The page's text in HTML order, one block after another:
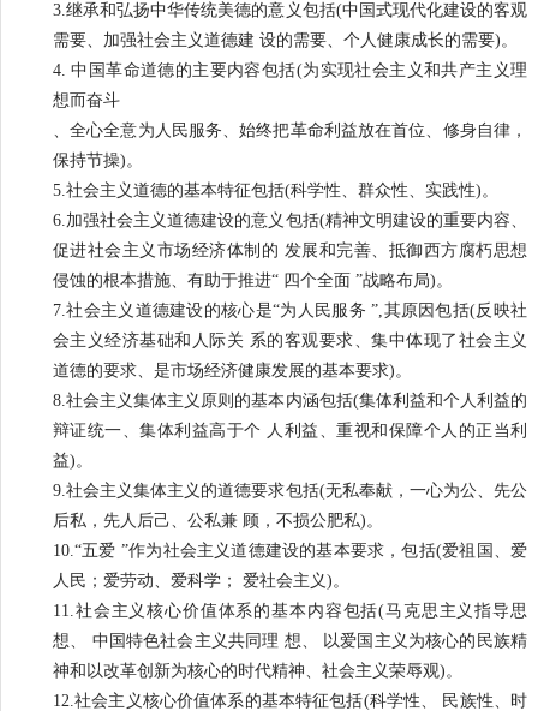
3.继承和弘扬中华传统美德的意义包括(中国式现代化建设的客观
需要、加强社会主义道德建 设的需要、个人健康成长的需要)。
4. 中国革命道德的主要内容包括(为实现社会主义和共产主义理
想而奋斗
、全心全意为人民服务、始终把革命利益放在首位、修身自律，
保持节操)。
5.社会主义道德的基本特征包括(科学性、群众性、实践性)。
6.加强社会主义道德建设的意义包括(精神文明建设的重要内容、
促进社会主义市场经济体制的 发展和完善、抵御西方腐朽思想
侵蚀的根本措施、有助于推进“ 四个全面 ”战略布局)。
7.社会主义道德建设的核心是“为人民服务 ”,其原因包括(反映社
会主义经济基础和人际关 系的客观要求、集中体现了社会主义
道德的要求、是市场经济健康发展的基本要求)。
8.社会主义集体主义原则的基本内涵包括(集体利益和个人利益的
辩证统一、集体利益高于个 人利益、重视和保障个人的正当利
益)。
9.社会主义集体主义的道德要求包括(无私奉献，一心为公、先公
后私，先人后己、公私兼 顾，不损公肥私)。
10.“五爱 ”作为社会主义道德建设的基本要求，包括(爱祖国、爱
人民；爱劳动、爱科学； 爱社会主义)。
11.社会主义核心价值体系的基本内容包括(马克思主义指导思
想、 中国特色社会主义共同理 想、 以爱国主义为核心的民族精
神和以改革创新为核心的时代精神、社会主义荣辱观)。
12.社会主义核心价值体系的基本特征包括(科学性、 民族性、时